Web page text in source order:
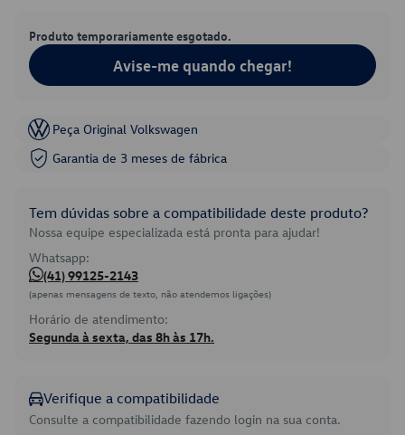
Produto temporariamente esgotado.
Avise-me quando chegar!
Peça Original Volkswagen
Garantia de 3 meses de fábrica
Tem dúvidas sobre a compatibilidade deste produto?
Nossa equipe especializada está pronta para ajudar!
Whatsapp:
(41) 99125-2143
(apenas mensagens de texto, não atendemos ligações)
Horário de atendimento:
Segunda à sexta, das 8h às 17h.
Verifique a compatibilidade
Consulte a compatibilidade fazendo login na sua conta.